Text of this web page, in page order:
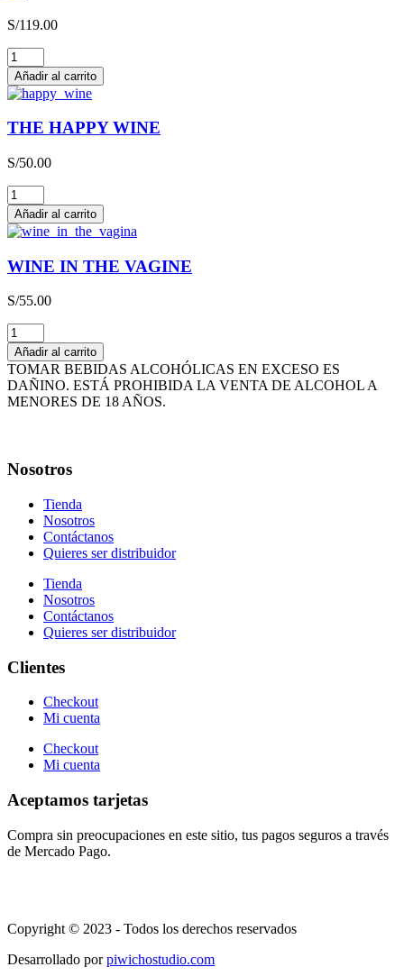
S/119.00
MISS
SCHMITT
LIEBFRAUMILCH
QBA
CAJA
x
cantidad
Añadir al carrito
THE HAPPY WINE
S/50.00
THE
HAPPY
WINE
cantidad
Añadir al carrito
WINE IN THE VAGINE
S/55.00
WINE
IN
THE
VAGINE
cantidad
Añadir al carrito
TOMAR BEBIDAS ALCOHÓLICAS EN EXCESO ES
DAÑINO. ESTÁ PROHIBIDA LA VENTA DE ALCOHOL A
MENORES DE 18 AÑOS.
Nosotros
Tienda
Nosotros
Contáctanos
Quieres ser distribuidor
Tienda
Nosotros
Contáctanos
Quieres ser distribuidor
Clientes
Checkout
Mi cuenta
Checkout
Mi cuenta
Aceptamos tarjetas
Compra sin preocupaciones en este sitio, tus pagos seguros a través
de Mercado Pago.
Copyright © 2023 - Todos los derechos reservados
Desarrollado porpiwichostudio.com